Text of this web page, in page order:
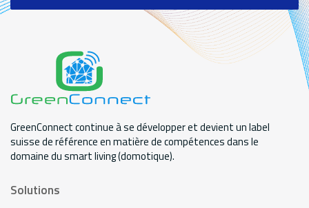
GreenConnect continue à se développer et devient un label
suisse de référence en matière de compétences dans le
domaine du smart living (domotique).
Solutions